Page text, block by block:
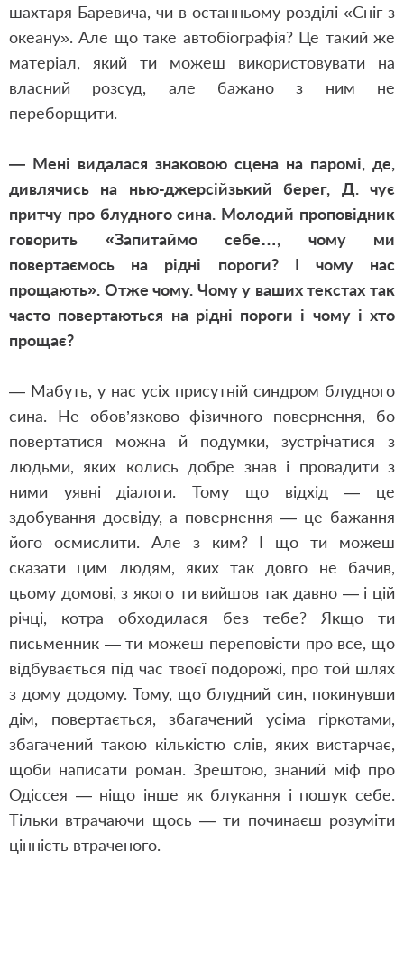
шахтаря Баревича, чи в останньому розділі «Сніг з
океану». Але що таке автобіографія? Це такий же
матеріал, який ти можеш використовувати на
власний розсуд, але бажано з ним не
переборщити.
— Мені видалася знаковою сцена на паромі, де,
дивлячись на нью-джерсійзький берег, Д. чує
притчу про блудного сина. Молодий проповідник
говорить «Запитаймо себе…, чому ми
повертаємось на рідні пороги? І чому нас
прощають». Отже чому. Чому у ваших текстах так
часто повертаються на рідні пороги і чому і хто
прощає?
— Мабуть, у нас усіх присутній синдром блудного
сина. Не обов’язково фізичного повернення, бо
повертатися можна й подумки, зустрічатися з
людьми, яких колись добре знав і провадити з
ними уявні діалоги. Тому що відхід — це
здобування досвіду, а повернення — це бажання
його осмислити. Але з ким? І що ти можеш
сказати цим людям, яких так довго не бачив,
цьому домові, з якого ти вийшов так давно — і цій
річці, котра обходилася без тебе? Якщо ти
письменник — ти можеш переповісти про все, що
відбувається під час твоєї подорожі, про той шлях
з дому додому. Тому, що блудний син, покинувши
дім, повертається, збагачений усіма гіркотами,
збагачений такою кількістю слів, яких вистарчає,
щоби написати роман. Зрештою, знаний міф про
Одіссея — ніщо інше як блукання і пошук себе.
Тільки втрачаючи щось — ти починаєш розуміти
цінність втраченого.